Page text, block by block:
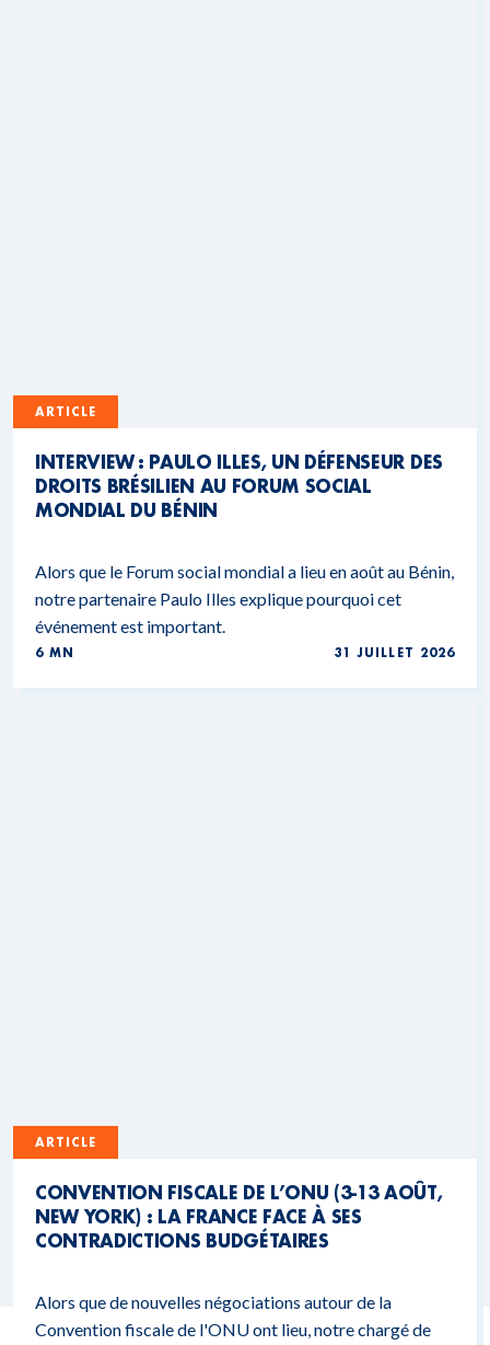
ARTICLE
INTERVIEW : PAULO ILLES, UN DÉFENSEUR DES
DROITS BRÉSILIEN AU FORUM SOCIAL
MONDIAL DU BÉNIN
Alors que le Forum social mondial a lieu en août au Bénin,
notre partenaire Paulo Illes explique pourquoi cet
événement est important.
6 MN 31 JUILLET 2026
ARTICLE
CONVENTION FISCALE DE L’ONU (3-13 AOÛT,
NEW YORK) : LA FRANCE FACE À SES
CONTRADICTIONS BUDGÉTAIRES
Alors que de nouvelles négociations autour de la
Convention fiscale de l'ONU ont lieu, notre chargé de